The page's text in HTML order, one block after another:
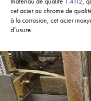
cet acier au chrome de
à la corrosion, cet acier
d’usure.